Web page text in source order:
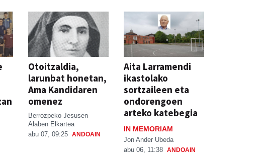
Otoitzaldia,
larunbat honetan,
Ama Kandidaren
omenez
Berrozpeko Jesusen
Alaben Elkartea
abu 07, 09:25 ANDOAIN
Aita Larramendi
ikastolako
sortzaileen eta
ondorengoen
arteko katebegia
IN MEMORIAM
Jon Ander Ubeda
abu 06, 11:38 ANDOAIN